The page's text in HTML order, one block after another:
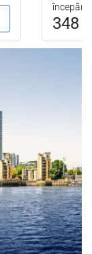
348